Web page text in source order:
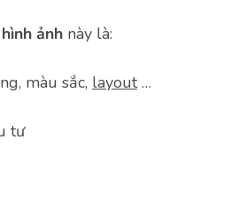
ảnh này là:
màu sắc, layout…
tư